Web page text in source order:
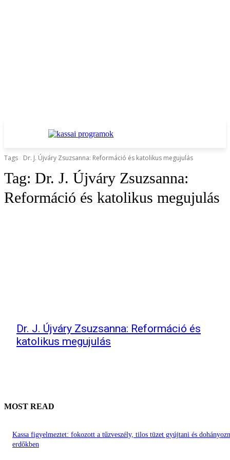
Tags Dr. J. Újváry Zsuzsanna: Reformáció és katolikus megujulás
Tag: Dr. J. Újváry Zsuzsanna:
Reformáció és katolikus megujulás
Dr. J. Újváry Zsuzsanna: Reformáció és
katolikus megujulás
MOST READ
Kassa figyelmeztet: fokozott a tűzveszély, tilos tüzet gyújtani és
erdőkben